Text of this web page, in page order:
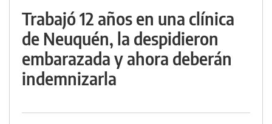
Trabajó 12 años en una clínica
de Neuquén, la despidieron
embarazada y ahora deberán
indemnizarla